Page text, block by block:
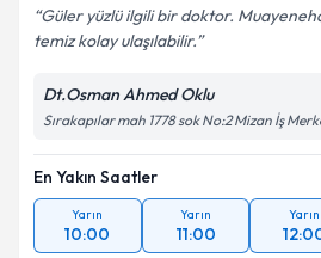
Güler yüzlü ilgili bir doktor.
temiz kolay ulaşılabilir.
Dt.Osman Ahmed Oklu
Sırakapılar mah 1778 sok No:2 Mizan İş
En Yakın Saatler
Yarın
10:00
Yarın
11:00
Yarın